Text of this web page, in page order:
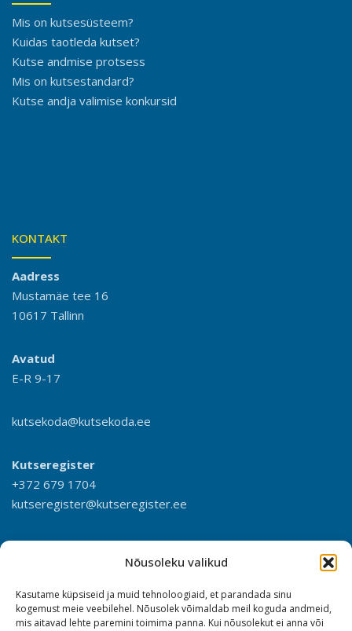
Nõusoleku valikud
Kasutame küpsiseid ja muid tehnoloogiaid, et parandada sinu
kogemust meie veebilehel. Nõusolek võimaldab meil koguda andmeid,
mis aitavad lehte paremini toimima panna. Kui nõusolekut ei anna või
Mis on kutsesüsteem?
Kuidas taotleda kutset?
Kutse andmise protsess
Mis on kutsestandard?
Kutse andja valimise konkursid
KONTAKT
Aadress
Mustamäe tee 16
10617 Tallinn
Avatud
E-R 9-17
kutsekoda@kutsekoda.ee
Kutseregister
+372 679 1704
kutseregister@kutseregister.ee